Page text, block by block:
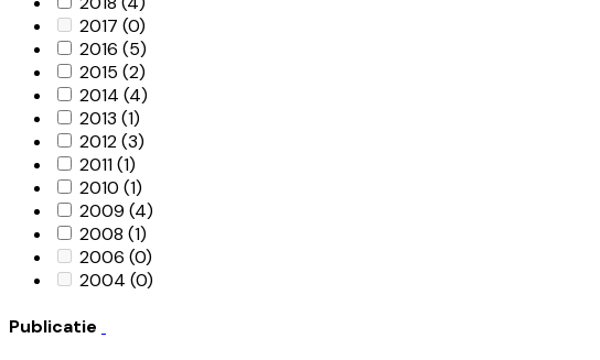
2017 (0)
2016 (5)
2015 (2)
2014 (4)
2013 (1)
2012(3)
2011(1)
2010 (1)
2009 (4)
2008 (1)
2006 (0)
2004 (0)
Publicatie